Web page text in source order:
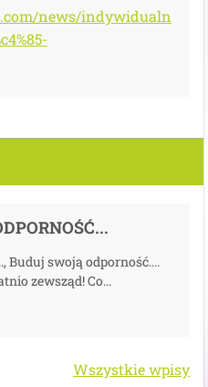
news/indywidualn
Buduj swoją odporność....
zewsząd! Co...
Wszystkie wpisy